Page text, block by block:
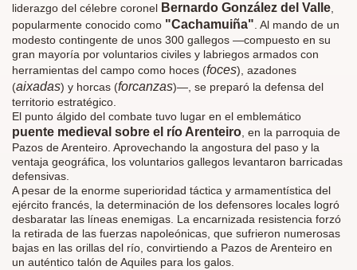
liderazgo del célebre coronel Bernardo González del Valle,
popularmente conocido como "Cachamuiña". Al mando de un
modesto contingente de unos 300 gallegos —compuesto en su
gran mayoría por voluntarios civiles y labriegos armados con
herramientas del campo como hoces (foces), azadones
(aixadas) y horcas (forcanzas)—, se preparó la defensa del
territorio estratégico.
El punto álgido del combate tuvo lugar en el emblemático
puente medieval sobre el río Arenteiro, en la parroquia de
Pazos de Arenteiro. Aprovechando la angostura del paso y la
ventaja geográfica, los voluntarios gallegos levantaron barricadas
defensivas.
A pesar de la enorme superioridad táctica y armamentística del
ejército francés, la determinación de los defensores locales logró
desbaratar las líneas enemigas. La encarnizada resistencia forzó
la retirada de las fuerzas napoleónicas, que sufrieron numerosas
bajas en las orillas del río, convirtiendo a Pazos de Arenteiro en
un auténtico talón de Aquiles para los galos.